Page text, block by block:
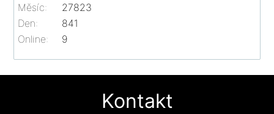
Online: 9
Měsíc:
27823
Den:
841
Kontakt